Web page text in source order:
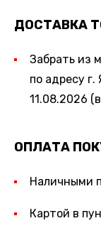
ДОСТАВКА
Забрать из
по адресу
11.08.2026
ОПЛАТА
Наличными
Картой в